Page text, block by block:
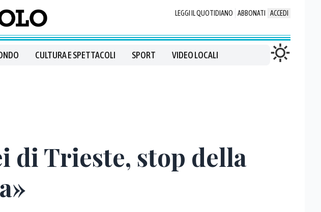
LEGGI IL QUOTIDIANO ABBONATI ACCEDI
CULTURA E SPETTACOLI SPORT VIDEO LOCALI
di Trieste, stop della